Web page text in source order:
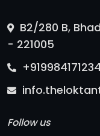
B2/280 B,
- 221005
+919984171234
Follow us